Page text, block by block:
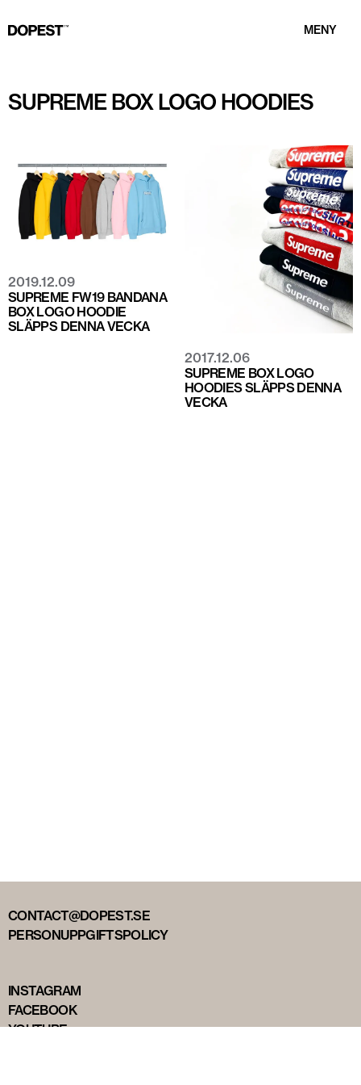
MENY
SUPREME BOX LOGO HOODIES
2019.12.09
SUPREME FW19 BANDANA
BOX LOGO HOODIE
SLÄPPS DENNA VECKA
2017.12.06
SUPREME BOX LOGO
HOODIES SLÄPPS DENNA
VECKA
CONTACT@DOPEST.SE
PERSONUPPGIFTSPOLICY
INSTAGRAM
FACEBOOK
YOUTUBE